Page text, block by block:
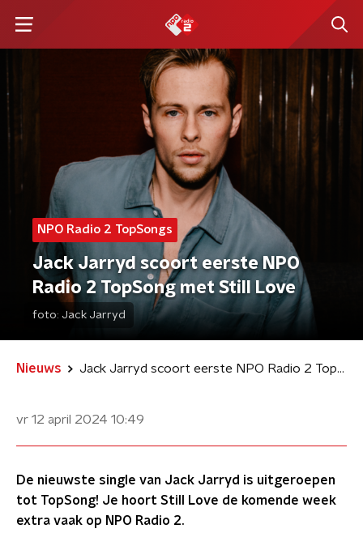
NPO Radio 2 TopSongs
Jack Jarryd scoort eerste NPO
Radio 2 TopSong met Still Love
foto: Jack Jarryd
Nieuws Jack Jarryd scoort eerste NPO Radio 2 TopSong met Still Love
vr 12 april 2024 10:49
De nieuwste single van Jack Jarryd is uitgeroepen
tot TopSong! Je hoort Still Love de komende week
extra vaak op NPO Radio 2.